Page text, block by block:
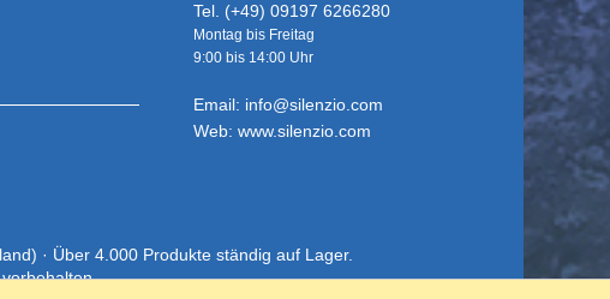
Tel. (+49) 09197 6266280
Montag bis Freitag
9:00 bis 14:00 Uhr
Email: info@silenzio.com
Web: www.silenzio.com
· Über 4.000 Produkte ständig auf Lager.